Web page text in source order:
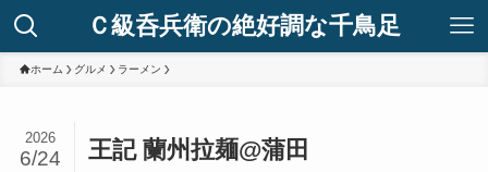
Ｃ級呑兵衛の絶好調な千鳥足
ホーム グルメ ラーメン
王記 蘭州拉麺@蒲田
2026
6/24